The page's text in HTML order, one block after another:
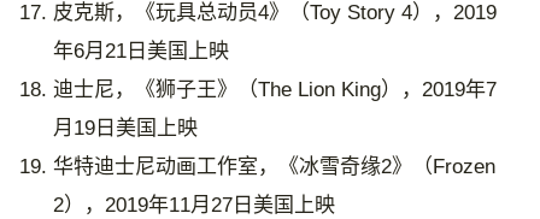
皮克斯，《玩具总动员4》（Toy Story 4），2019
年6月21日美国上映
迪士尼，《狮子王》（The Lion King），2019年7
月19日美国上映
华特迪士尼动画工作室，《冰雪奇缘2》（Frozen
2），2019年11月27日美国上映